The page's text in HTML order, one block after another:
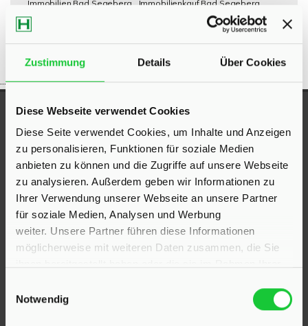
Zustimmung Details Über Cookies
Diese Webseite verwendet Cookies
Diese Seite verwendet Cookies, um Inhalte und Anzeigen
zu personalisieren, Funktionen für soziale Medien
anbieten zu können und die Zugriffe auf unsere Webseite
zu analysieren. Außerdem geben wir Informationen zu
Ihrer Verwendung unserer Webseite an unsere Partner
für soziale Medien, Analysen und Werbung
weiter. Unsere Partner führen diese Informationen
möglicherweise mit weiteren Daten zusammen, die Sie
Notwendig
Immobilien Bad Segeberg
Immobilienkauf Bad Segeberg
...
UNSERE AUSZEICHNUNGEN